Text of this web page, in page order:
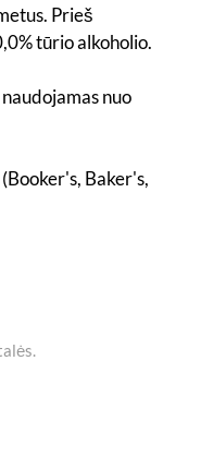
Prieš
tūrio alkoholio.
nuo
Baker's,